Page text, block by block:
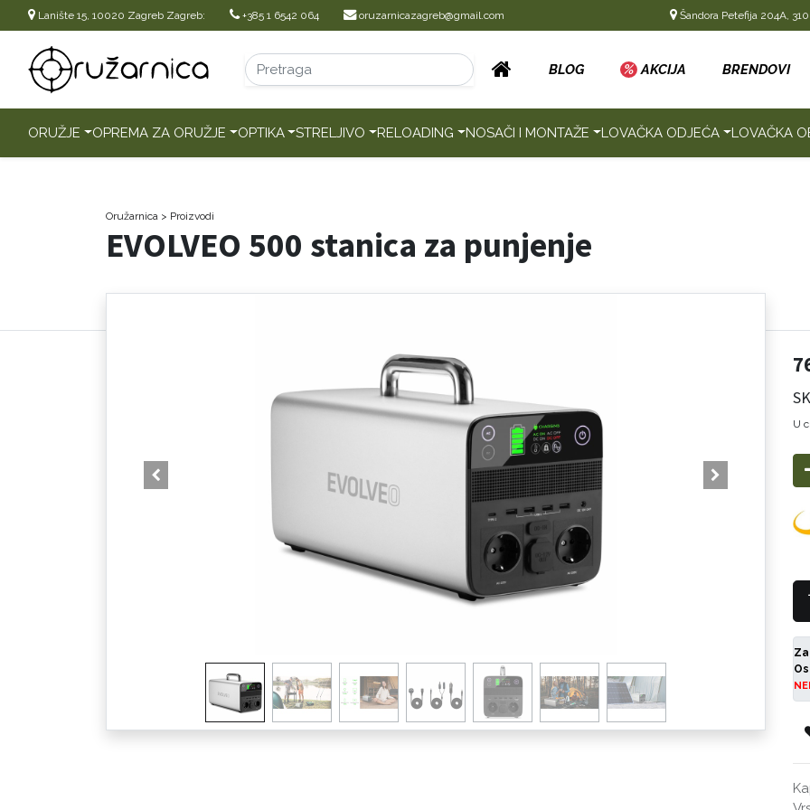
Lanište 15, 10020 Zagreb Zagreb: +385 1 6542 064 oruzarnicazagreb@gmail.com Šandora Petefija 204A,
BLOG % AKCIJA BRENDOVI
ORUŽJE OPREMA ZA ORUŽJE OPTIKA STRELJIVO RELOADING NOSAČI I MONTAŽE LOVAČKA ODJEĆA LOVAČKA
Oružarnica > Proizvodi
EVOLVEO 500 stanica za punjenje
U